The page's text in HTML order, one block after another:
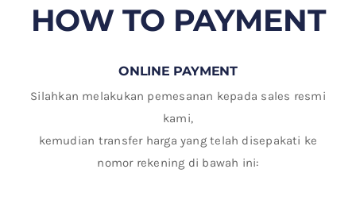
HOW TO PAYMENT
ONLINE PAYMENT
Silahkan melakukan pemesanan kepada sales resmi
kami,
kemudian transfer harga yang telah disepakati ke
nomor rekening di bawah ini: